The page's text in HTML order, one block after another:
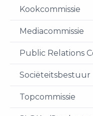
Kookcommissie
Mediacommissie
Public Relations
Sociëteitsbestuur
Topcommissie